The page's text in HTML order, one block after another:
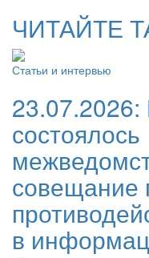
ЧИТАЙТЕ
Статьи и интервью
23.07.2026:
состоялось
совещание
в